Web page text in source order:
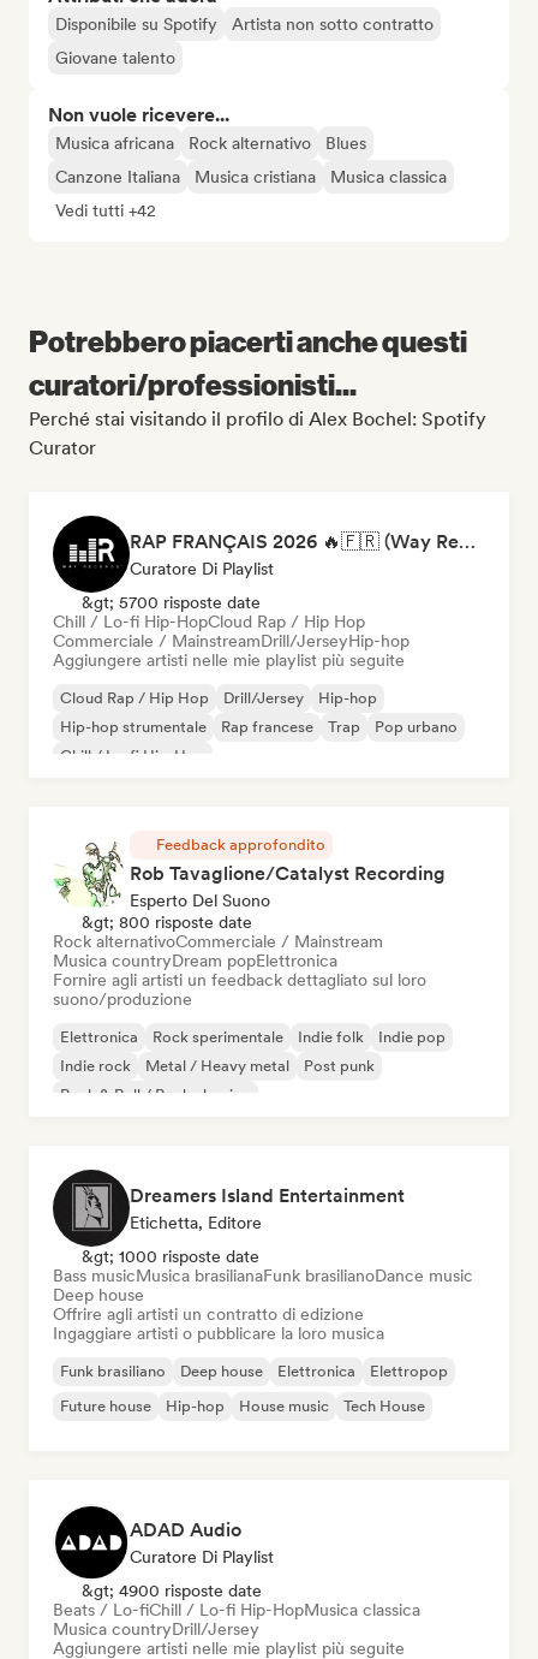
Disponibile su Spotify
Artista non sotto contratto
Giovane talento
Non vuole ricevere...
Musica africana Rock alternativo
Blues
Canzone Italiana
Musica cristiana
Musica classica
Vedi tutti +42
Potrebbero piacerti anche questi
curatori/professionisti...
Perché stai visitando il profilo di Alex Bochel: Spotify
Curator
RAP FRANÇAIS 2026 🔥🇫🇷 (Way Records)
Curatore Di Playlist
&gt; 5700 risposte date
Chill / Lo-fi Hip-HopCloud Rap / Hip Hop
Commerciale / MainstreamDrill/JerseyHip-hop
Aggiungere artisti nelle mie playlist più seguite
Cloud Rap / Hip Hop Drill/Jersey
Hip-hop
Hip-hop strumentale
Rap francese Trap
Pop urbano
Chill / Lo-fi Hip-Hop
Feedback approfondito
Rob Tavaglione/Catalyst Recording
Esperto Del Suono
&gt; 800 risposte date
Rock alternativoCommerciale / Mainstream
Musica countryDream popElettronica
Fornire agli artisti un feedback dettagliato sul loro
suono/produzione
Elettronica Rock sperimentale Indie folk
Indie pop
Indie rock
Metal / Heavy metal
Post punk
Rock & Roll / Rock classico
Dreamers Island Entertainment
Etichetta, Editore
&gt; 1000 risposte date
Bass musicMusica brasilianaFunk brasilianoDance music
Deep house
Offrire agli artisti un contratto di edizione
Ingaggiare artisti o pubblicare la loro musica
Funk brasiliano Deep house Elettronica
Elettropop
Future house
Hip-hop House music Tech House
ADAD Audio
Curatore Di Playlist
&gt; 4900 risposte date
Beats / Lo-fiChill / Lo-fi Hip-HopMusica classica
Musica countryDrill/Jersey
Aggiungere artisti nelle mie playlist più seguite